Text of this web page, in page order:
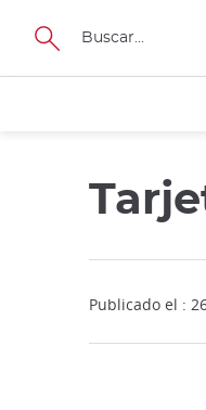
Tamaño
Publicado el :